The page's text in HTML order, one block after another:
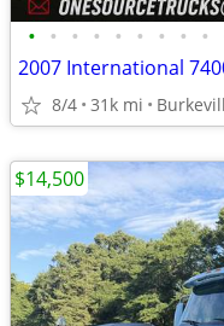
• • • • • • • • •
8/4 31k mi
$14,500